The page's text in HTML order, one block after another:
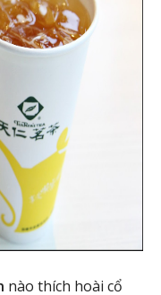
nào thích hoài cổ